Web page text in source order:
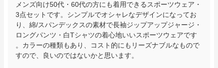
メンズ向け50代・60代の方にも着用できるスポーツウェア・
3点セットです。シンプルでオシャレなデザインになってお
り、綿/スパンデックスの素材で長袖ジップアップジャージ・
ロングパンツ・白Tシャツの着心地いいスポーツウェアです
。カラーの種類もあり、コスト的にもリーズナブルなもので
すので、良いのではないかと思います。